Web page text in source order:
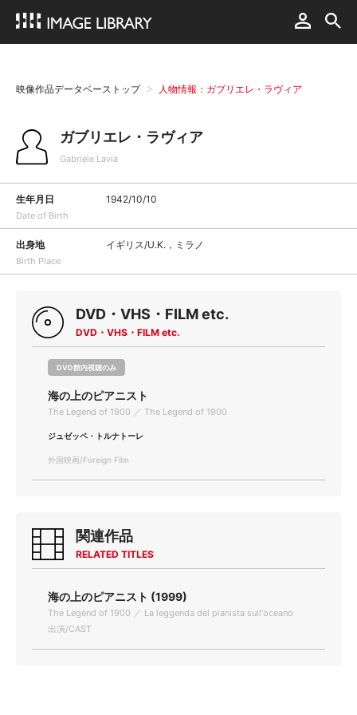
映像作品データベーストップ 人物情報：ガブリエレ・ラヴィア
ガブリエレ・ラヴィア
Gabriele Lavia
生年月日
Date of Birth
1942/10/10
出身地
Birth Place
イギリス/U.K.，ミラノ
DVD・VHS・FILM etc.
DVD・VHS・FILM etc.
DVD館内視聴のみ
海の上のピアニスト
The Legend of 1900 ／ The Legend of 1900
ジュゼッペ・トルナトーレ
外国映画/Foreign Film
関連作品
RELATED TITLES
海の上のピアニスト (1999)
The Legend of 1900 ／ La leggenda del pianista sull'oceano
出演/CAST